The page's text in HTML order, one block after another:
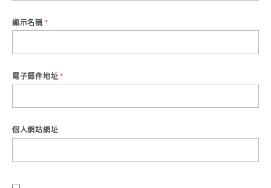
顯示名稱 *
電子郵件地址 *
個人網站網址